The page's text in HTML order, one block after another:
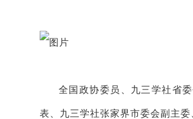
全国政协委员、九三学社省
表、九三学社张家界市委会副主